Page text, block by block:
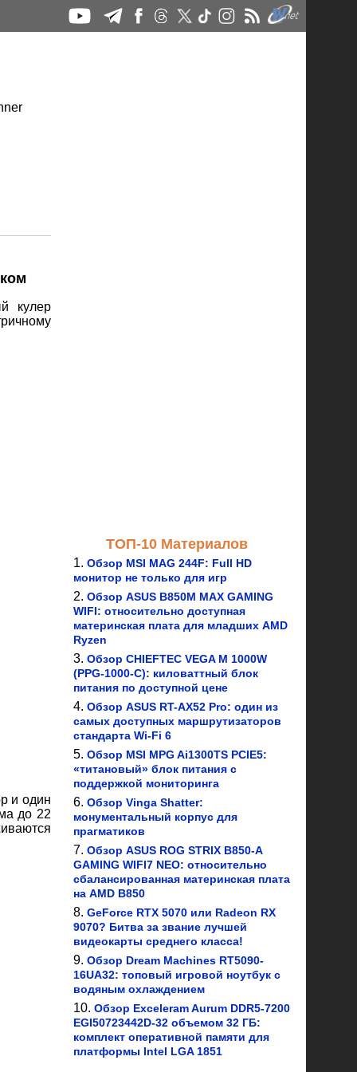
кулер
и один
до 22
ТОП-10 Материалов
Обзор MSI MAG 244F: Full HD
монитор не только для игр
Обзор ASUS B850M MAX GAMING
WIFI: относительно доступная
материнская плата для младших AMD
Ryzen
Обзор CHIEFTEC VEGA M 1000W
(PPG-1000-C): киловаттный блок
питания по доступной цене
Обзор ASUS RT-AX52 Pro: один из
самых доступных маршрутизаторов
стандарта Wi-Fi 6
Обзор MSI MPG Ai1300TS PCIE5:
«титановый» блок питания с
поддержкой мониторинга
Обзор Vinga Shatter:
монументальный корпус для
прагматиков
Обзор ASUS ROG STRIX B850-A
GAMING WIFI7 NEO: относительно
сбалансированная материнская плата
на AMD B850
GeForce RTX 5070 или Radeon RX
9070? Битва за звание лучшей
видеокарты среднего класса!
Обзор Dream Machines RT5090-
16UA32: топовый игровой ноутбук с
водяным охлаждением
Обзор Exceleram Aurum DDR5-7200
EGI50723442D-32 объемом 32 ГБ:
комплект оперативной памяти для
платформы Intel LGA 1851